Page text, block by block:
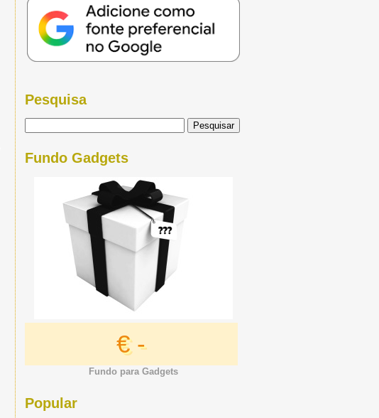
Pesquisa
Fundo Gadgets
€ -
Fundo para Gadgets
Popular